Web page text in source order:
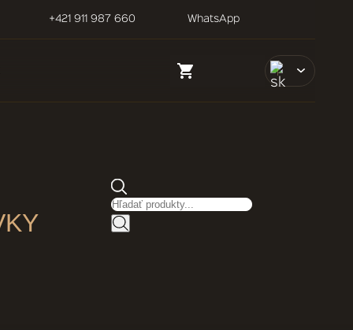
+421 911 987 660 WhatsApp
Vyhľadávanie produktov